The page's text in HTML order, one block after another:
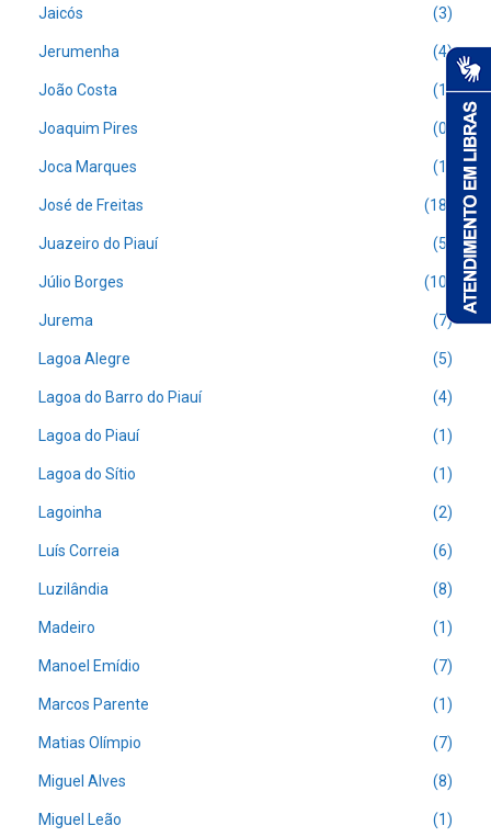
Jaicós (3)
Jerumenha (4)
João Costa (1)
Joaquim Pires (0)
Joca Marques (1)
José de Freitas (18)
Juazeiro do Piauí (5)
Júlio Borges (10)
Jurema (7)
Lagoa Alegre (5)
Lagoa do Barro do Piauí (4)
Lagoa do Piauí (1)
Lagoa do Sítio (1)
Lagoinha (2)
Luís Correia (6)
Luzilândia (8)
Madeiro (1)
Manoel Emídio (7)
Marcos Parente (1)
Matias Olímpio (7)
Miguel Alves (8)
Miguel Leão (1)